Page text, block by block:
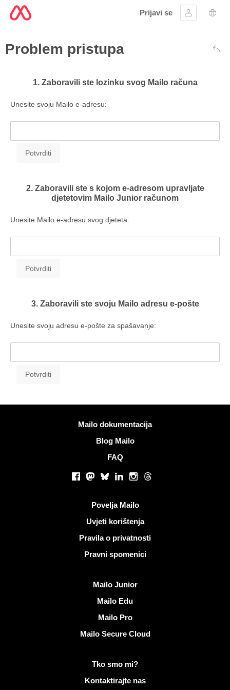
Prijavi se
Prijaviti se
Problem pristupa
1. Zaboravili ste lozinku svog Mailo računa
Unesite svoju Mailo e-adresu:
2. Zaboravili ste s kojom e-adresom upravljate
djetetovim Mailo Junior računom
Unesite Mailo e-adresu svog djeteta:
3. Zaboravili ste svoju Mailo adresu e-pošte
Unesite svoju adresu e-pošte za spašavanje:
Mailo dokumentacija
Blog Mailo
FAQ
Društvene mreže
Facebook
Mastodon
BlueskyLinkedInInstagram
Threads
Povelja Mailo
Uvjeti korištenja
Pravila o privatnosti
Pravni spomenici
Mailo Junior
Mailo Edu
Mailo Pro
Mailo Secure Cloud
Više informacija na MailoTko smo mi?
Kontaktirajte nas